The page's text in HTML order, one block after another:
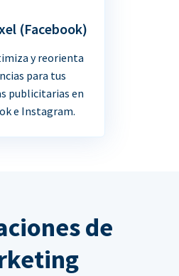
(Facebook)
y reorienta
para tus
publicitarias en
e Instagram.
de